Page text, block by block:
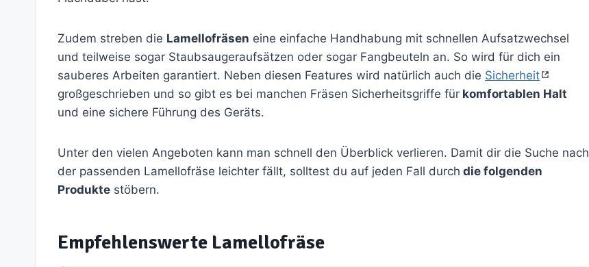
Zudem streben die Lamellofräsen eine einfache Handhabung mit schnellen Aufsatzwechsel
und teilweise sogar Staubsaugeraufsätzen oder sogar Fangbeuteln an. So wird für dich ein
sauberes Arbeiten garantiert. Neben diesen Features wird natürlich auch die Sicherheit
großgeschrieben und so gibt es bei manchen Fräsen Sicherheitsgriffe für komfortablen Halt
und eine sichere Führung des Geräts.
Unter den vielen Angeboten kann man schnell den Überblick verlieren. Damit dir die Suche nach
der passenden Lamellofräse leichter fällt, solltest du auf jeden Fall durch die folgenden
Produkte stöbern.
Empfehlenswerte Lamellofräse